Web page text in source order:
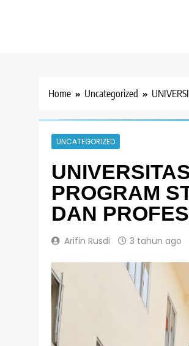
Home Uncategorized
UNCATEGORIZED
PROGRAM
DAN
Arifin Rusdi 3 tahun ago